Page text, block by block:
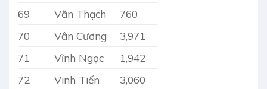
69
Văn Thạch
760
70
Vân Cương
3,971
71
Vĩnh Ngọc
1,942
72
Vinh Tiến
3,060